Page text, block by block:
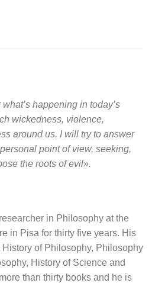
happening in today’s
wickedness, violence,
around us. I will try to answer
point of view, seeking,
the roots of evil».
in Philosophy at the
in Pisa for thirty five years. His
of Philosophy, Philosophy
History of Science and
than thirty books and he is